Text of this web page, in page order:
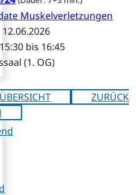
Muskelverletzungen
bis 16:45
(1. OG)
ZURÜCK